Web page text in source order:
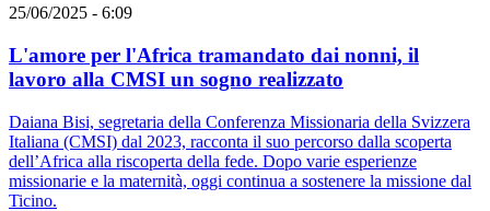
25/06/2025 - 6:09
L'amore per l'Africa tramandato dai nonni, il
lavoro alla CMSI un sogno realizzato
Daiana Bisi, segretaria della Conferenza Missionaria della Svizzera
Italiana (CMSI) dal 2023, racconta il suo percorso dalla scoperta
dell’Africa alla riscoperta della fede. Dopo varie esperienze
missionarie e la maternità, oggi continua a sostenere la missione dal
Ticino.